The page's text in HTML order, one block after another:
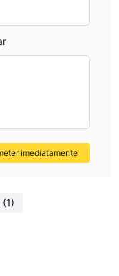
se ela oferece
faq, serviço 24/7
necessariamente que
vigilante
(1)
imediatamente